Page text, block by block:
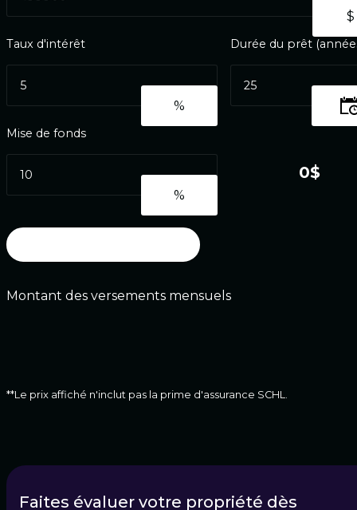
Taux d'intérêt Durée du prêt
Mise de fonds
Montant des versements mensuels
**Le prix affiché n'inclut pas la prime d'assurance SCHL.
Faites évaluer votre propriété dès